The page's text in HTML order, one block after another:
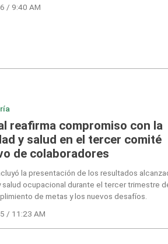
/ 9:40 AM
reafirma compromiso con la
y salud en el tercer comité
de colaboradores
la presentación de los resultados
salud ocupacional durante el tercer trimestre
de metas y los nuevos desafíos.
/ 11:23 AM